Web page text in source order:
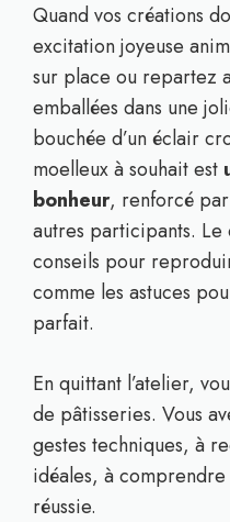
Quand vos créations
excitation joyeuse
sur place ou repartez
emballées dans une
bouchée d’un éclair
moelleux à souhait est
bonheur, renforcé par
autres participants. Le
conseils pour
comme les astuces
parfait.
En quittant l’atelier,
de pâtisseries. Vous
gestes techniques, à
idéales, à
réussie.